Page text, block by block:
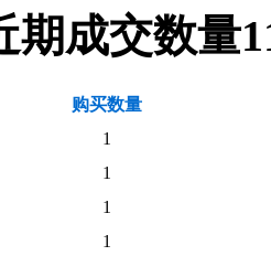
期成交数量
购买数量
1
1
1
1